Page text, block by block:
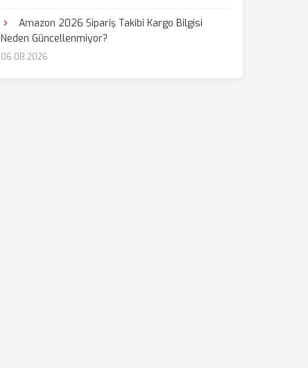
Amazon 2026 Sipariş Takibi Kargo Bilgisi
Neden Güncellenmiyor?
06.08.2026